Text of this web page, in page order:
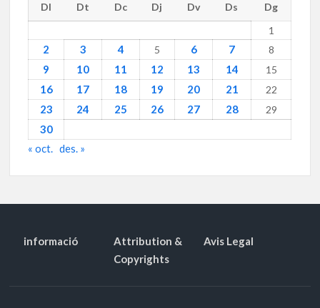
Dl Dt Dc Dj Dv Ds
Dg
1
2 3 4 5 6 7 8
9 10 11 12 13 14 15
16 17 18 19 20 21 22
23 24 25 26 27 28 29
30
« oct. des. »
informació
Attribution &
Copyrights
Avis Legal